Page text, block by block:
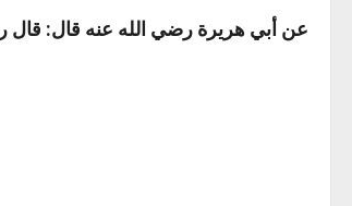
عن أبي هريرة رضي الله عنه قال: قال